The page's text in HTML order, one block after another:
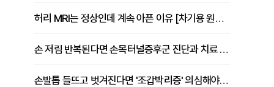
허리 MRI는 정상인데 계속 아픈 이유 [차기용 원장 칼럼]
손 저림 반복된다면 손목터널증후군 진단과 치료 시기 살펴야 [김동현 원장 칼럼]
손발톱 들뜨고 벗겨진다면 '조갑박리증' 의심해야 [김철윤 원장 칼럼]